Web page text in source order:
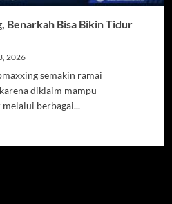
Benarkah Bisa Bikin Tidur
2026
semakin ramai
diklaim mampu
berbagai...